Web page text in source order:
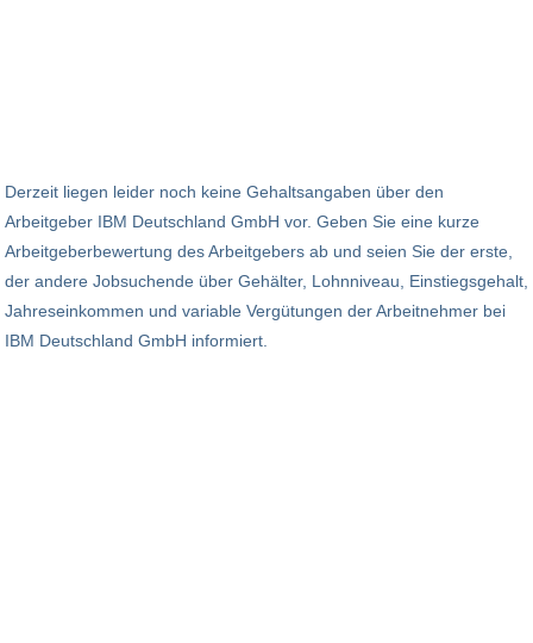
Derzeit liegen leider noch keine Gehaltsangaben über den
Arbeitgeber IBM Deutschland GmbH vor. Geben Sie eine kurze
Arbeitgeberbewertung des Arbeitgebers ab und seien Sie der erste,
der andere Jobsuchende über Gehälter, Lohnniveau, Einstiegsgehalt,
Jahreseinkommen und variable Vergütungen der Arbeitnehmer bei
IBM Deutschland GmbH informiert.